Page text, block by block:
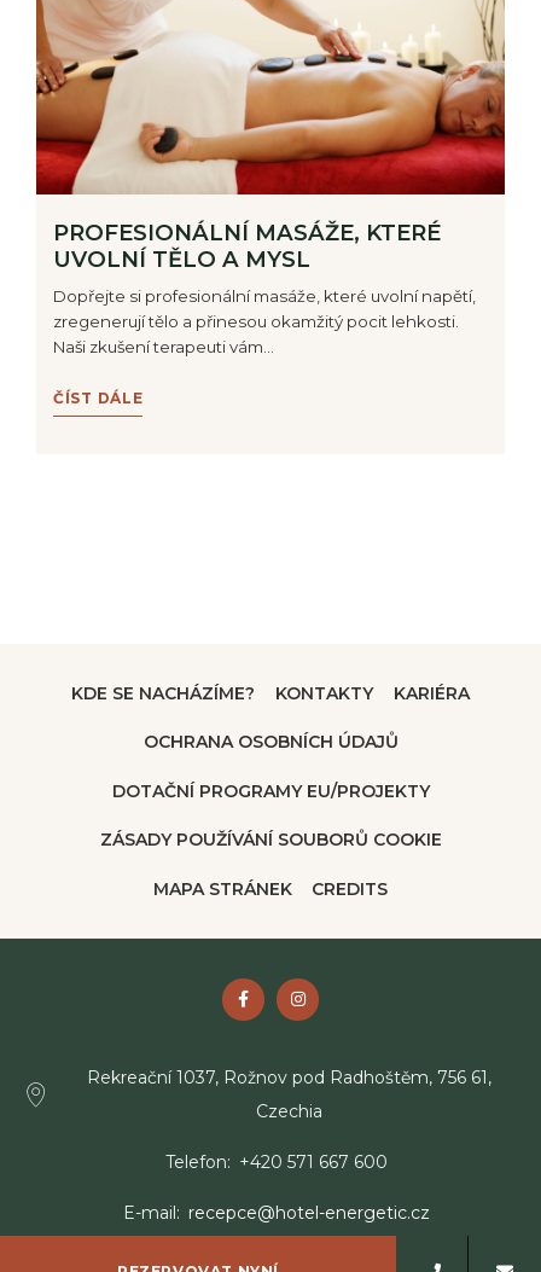
PROFESIONÁLNÍ MASÁŽE, KTERÉ
UVOLNÍ TĚLO A MYSL
Dopřejte si profesionální masáže, které uvolní napětí,
zregenerují tělo a přinesou okamžitý pocit lehkosti.
Naši zkušení terapeuti vám…
ČÍST DÁLE
KDE SE NACHÁZÍME? KONTAKTY KARIÉRA
OCHRANA OSOBNÍCH ÚDAJŮ
DOTAČNÍ PROGRAMY EU/PROJEKTY
ZÁSADY POUŽÍVÁNÍ SOUBORŮ COOKIE
MAPA STRÁNEK CREDITS
Rekreační 1037, Rožnov pod Radhoštěm, 756 61,
Czechia
Telefon +420 571 667 600
E-mail recepce@hotel-energetic.cz